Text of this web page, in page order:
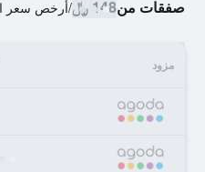
صفقات من148 ﷼ /أرخص سعر
مزود